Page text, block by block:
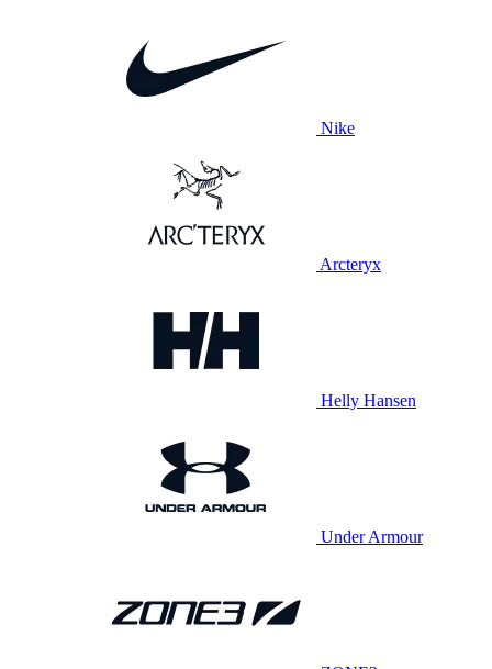
Nike
Arcteryx
Helly Hansen
Under Armour